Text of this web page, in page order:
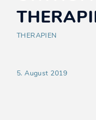
THERAPIEN
5. August 2019